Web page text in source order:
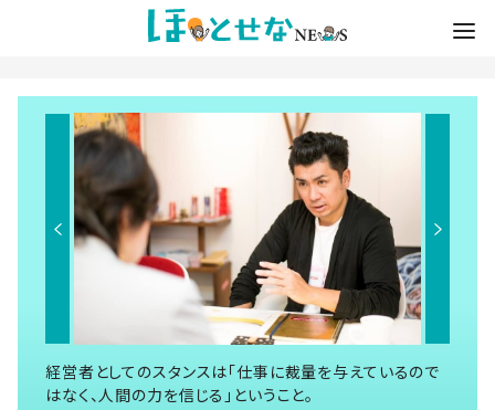
経営者としてのスタンスは「仕事に裁量を与えているので
はなく、人間の力を信じる」ということ。